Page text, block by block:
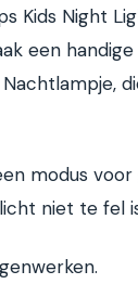
Kids Night
een
modus voor
niet te fel